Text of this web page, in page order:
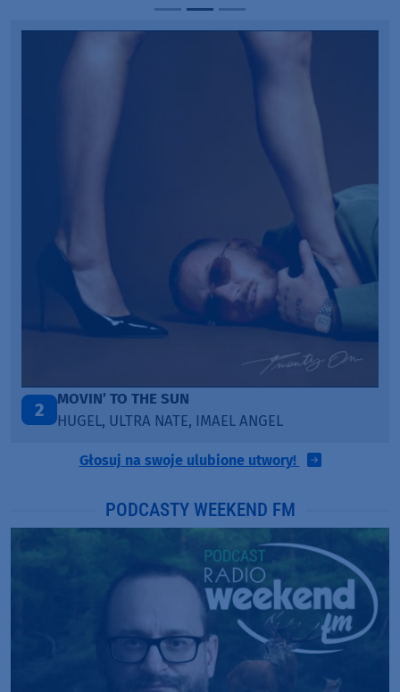
3
LEGENDARY LOVERS (SAVE ME)
KATY PERRY & CHIEF KEEF
Głosuj na swoje ulubione utwory!
PODCASTY WEEKEND FM